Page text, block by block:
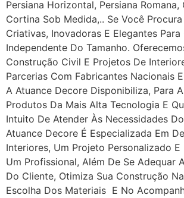
Persiana Horizontal, Persiana Romana,
Cortina Sob Medida,.. Se Você
Criativas, Inovadoras E Elegantes Para
Independente Do Tamanho.
Construção Civil E Projetos De
Parcerias Com Fabricantes Nacionais
A Atuance Decore Disponibiliza, Para
Produtos Da Mais Alta Tecnologia E
Intuito De Atender Às Necessidades
Atuance Decore É Especializada Em
Interiores, Um Projeto Personalizado E
Um Profissional, Além De Se Adequar
Do Cliente, Otimiza Sua Construção
Escolha Dos Materiais E No